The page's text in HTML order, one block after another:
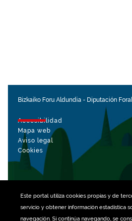
Este portal utiliza cookiespropias y de
servicio y obtener información estadística
navegación. Si continúa navegando, se
Bizkaiko Foru Aldundia - Diputación
Accesibilidad
Mapa web
Aviso legal
Cookies